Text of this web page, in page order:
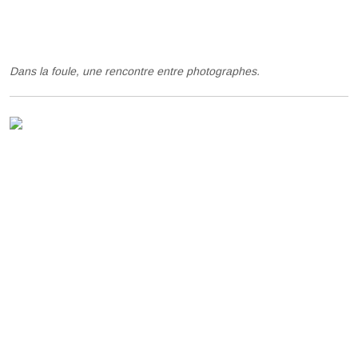
Dans la foule, une rencontre entre photographes.